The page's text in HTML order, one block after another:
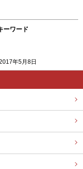
ーワード
年5月8日